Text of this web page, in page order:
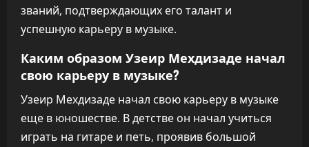
званий, подтверждающих его талант и
успешную карьеру в музыке.
Каким образом Узеир Мехдизаде начал
свою карьеру в музыке?
Узеир Мехдизаде начал свою карьеру в музыке
еще в юношестве. В детстве он начал учиться
играть на гитаре и петь, проявив большой